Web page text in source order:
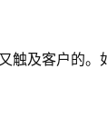
触及客户的